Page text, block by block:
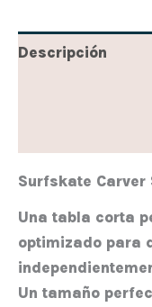
Descripción
Surfskate Carver
Una tabla corta
optimizado para
Un tamaño